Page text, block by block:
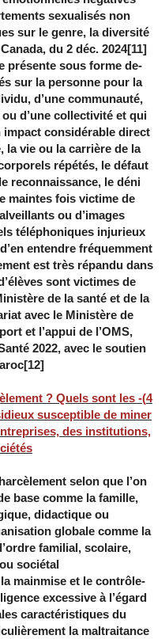
sexualisés non
sur le genre, la diversité
du 2 déc. 2024[11]
présente sous forme de
sur la personne pour la
d’une communauté,
d’une collectivité et qui
impact considérable direct
vie ou la carrière de la
répétés, le défaut
reconnaissance, le déni
maintes fois victime de
ou d’images
téléphoniques injurieux
entendre fréquemment
est très répandu dans
sont victimes de
de la santé et de la
avec le Ministère de
et l’appui de l’OMS,
2022, avec le soutien
[12]
? Quels sont les
susceptible de miner
des institutions,
?
selon que l’on
base comme la famille,
didactique ou
globale comme la
familial, scolaire,
sociétal.
mainmise et le contrôle
excessive à l’égard
caractéristiques du
la maltraitance